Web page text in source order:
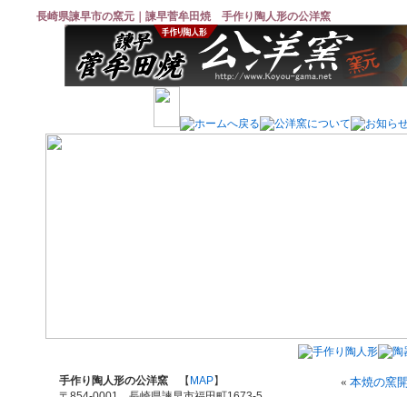
長崎県諫早市の窯元｜諫早菅牟田焼 手作り陶人形の公洋窯
手作り陶人形の公洋窯 【 MAP】
« 本焼の窯